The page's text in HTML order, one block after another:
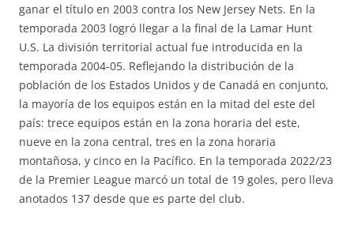
ganar el título en 2003 contra los New Jersey Nets. En la
temporada 2003 logró llegar a la final de la Lamar Hunt
U.S. La división territorial actual fue introducida en la
temporada 2004-05. Reflejando la distribución de la
población de los Estados Unidos y de Canadá en conjunto,
la mayoría de los equipos están en la mitad del este del
país: trece equipos están en la zona horaria del este,
nueve en la zona central, tres en la zona horaria
montañosa, y cinco en la Pacífico. En la temporada 2022/23
de la Premier League marcó un total de 19 goles, pero lleva
anotados 137 desde que es parte del club.